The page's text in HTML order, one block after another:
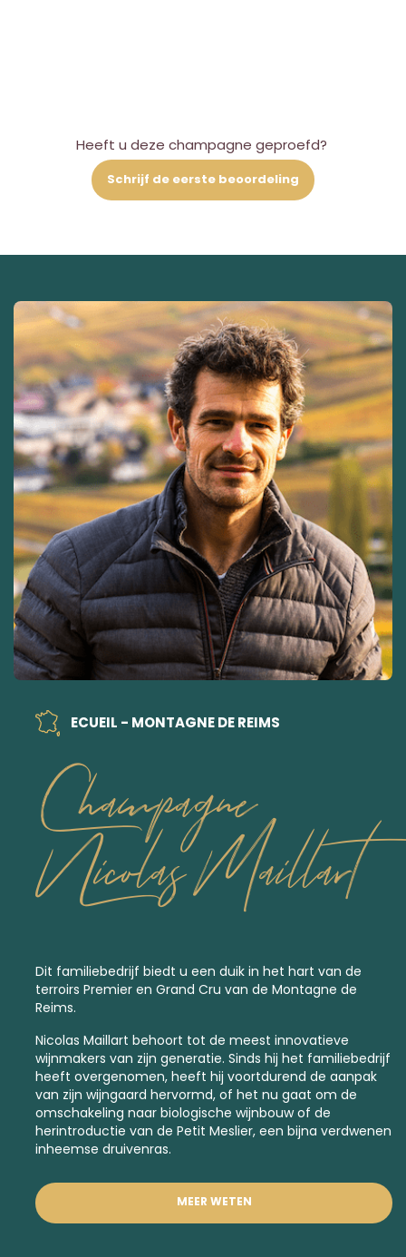
Heeft u deze champagne geproefd?
Schrijf de eerste beoordeling
ECUEIL - MONTAGNE DE REIMS
Champagne
Nicolas Maillart
Dit familiebedrijf biedt u een duik in het hart van de
terroirs Premier en Grand Cru van de Montagne de
Reims.
Nicolas Maillart behoort tot de meest innovatieve
wijnmakers van zijn generatie. Sinds hij het familiebedrijf
heeft overgenomen, heeft hij voortdurend de aanpak
van zijn wijngaard hervormd, of het nu gaat om de
omschakeling naar biologische wijnbouw of de
herintroductie van de Petit Meslier, een bijna verdwenen
inheemse druivenras.
MEER WETEN